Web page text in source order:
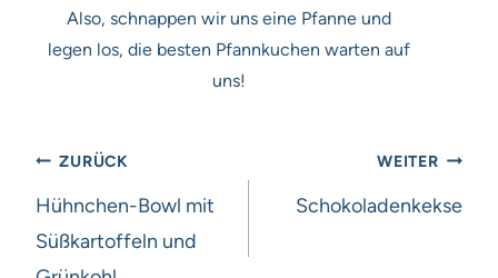
Also, schnappen wir uns eine Pfanne und
legen los, die besten Pfannkuchen warten auf
uns!
Beitragsnavigation
ZURÜCK
Hühnchen-Bowl mit
Süßkartoffeln und
WEITER
Schokoladenkekse